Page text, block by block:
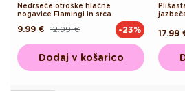
Nedrseče otroške hlačne
nogavice Flamingi in srca
Redna 12.99 €
Akcijska
9.99 € -23%
Dodaj v košarico
cena
17.99